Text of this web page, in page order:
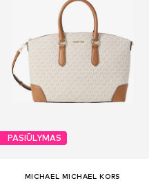
PASIŪLYMAS
MICHAEL MICHAEL KORS